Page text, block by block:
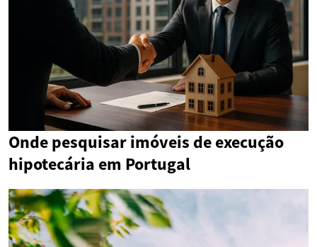
Onde pesquisar imóveis de execução
hipotecária em Portugal